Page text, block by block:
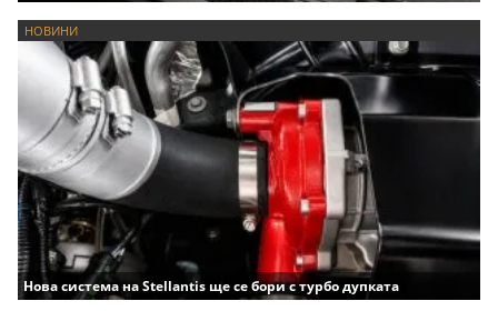
НОВИНИ
Нова система на Stellantis ще се бори с турбо дупката